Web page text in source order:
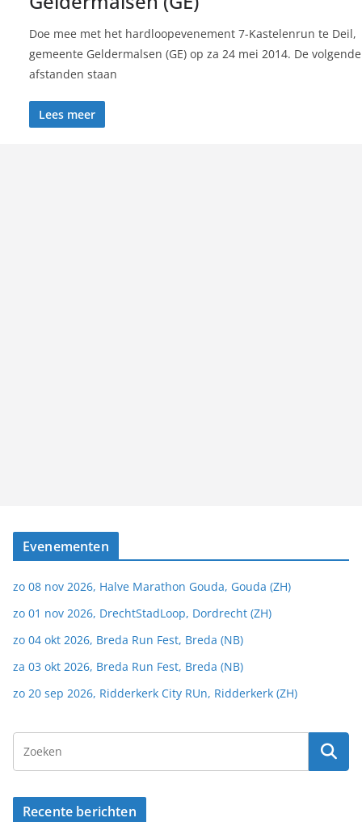
Doe mee met het hardloopevenement 7-Kastelenrun te Deil,
gemeente Geldermalsen (GE) op za 24 mei 2014. De volgende
afstanden staan
Lees meer
Evenementen
zo 08 nov 2026, Halve Marathon Gouda, Gouda (ZH)
zo 01 nov 2026, DrechtStadLoop, Dordrecht (ZH)
zo 04 okt 2026, Breda Run Fest, Breda (NB)
za 03 okt 2026, Breda Run Fest, Breda (NB)
zo 20 sep 2026, Ridderkerk City RUn, Ridderkerk (ZH)
Recente berichten